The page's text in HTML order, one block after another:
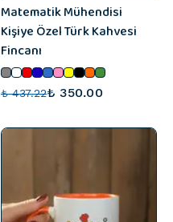
Matematik Mühendisi
Kişiye Özel Türk Kahvesi
Fincanı
₺ 437.22₺ 350.00